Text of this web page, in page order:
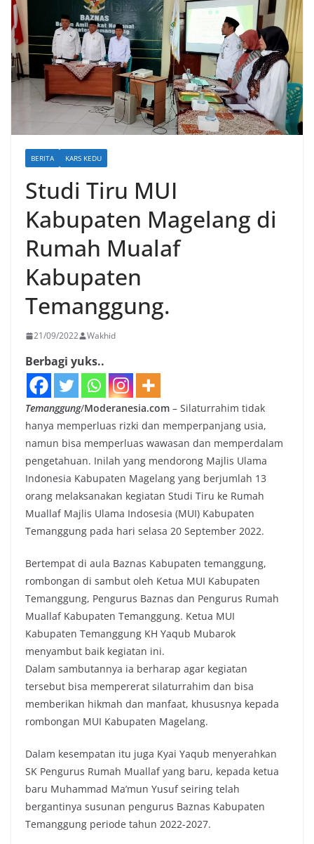
BERITA KARS KEDU
Studi Tiru MUI
Kabupaten Magelang di
Rumah Mualaf
Kabupaten
Temanggung.
21/09/2022 Wakhid
Berbagi yuks..
Temanggung/Moderanesia.com – Silaturrahim tidak
hanya memperluas rizki dan memperpanjang usia,
namun bisa memperluas wawasan dan memperdalam
pengetahuan. Inilah yang mendorong Majlis Ulama
Indonesia Kabupaten Magelang yang berjumlah 13
orang melaksanakan kegiatan Studi Tiru ke Rumah
Muallaf Majlis Ulama Indosesia (MUI) Kabupaten
Temanggung pada hari selasa 20 September 2022.
Bertempat di aula Baznas Kabupaten temanggung,
rombongan di sambut oleh Ketua MUI Kabupaten
Temanggung, Pengurus Baznas dan Pengurus Rumah
Muallaf Kabupaten Temanggung. Ketua MUI
Kabupaten Temanggung KH Yaqub Mubarok
menyambut baik kegiatan ini.
Dalam sambutannya ia berharap agar kegiatan
tersebut bisa mempererat silaturrahim dan bisa
memberikan hikmah dan manfaat, khususnya kepada
rombongan MUI Kabupaten Magelang.
Dalam kesempatan itu juga Kyai Yaqub menyerahkan
SK Pengurus Rumah Muallaf yang baru, kepada ketua
baru Muhammad Ma’mun Yusuf seiring telah
bergantinya susunan pengurus Baznas Kabupaten
Temanggung periode tahun 2022-2027.